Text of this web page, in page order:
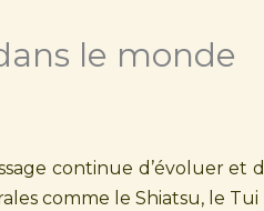
le monde
continue d’évoluer et
comme le Shiatsu, le